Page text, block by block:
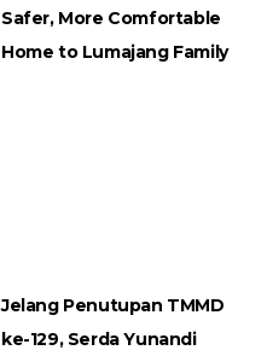
Safer, More Comfortable
Home to Lumajang Family
Jelang Penutupan TMMD
ke-129, Serda Yunandi